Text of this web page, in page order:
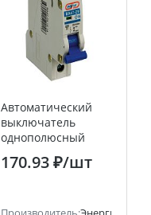
Автоматический
выключатель
однополюсный
ВА47-29 1P 16А (С)
6кА ЭНЕРГИЯ
170.93 ₽/шт